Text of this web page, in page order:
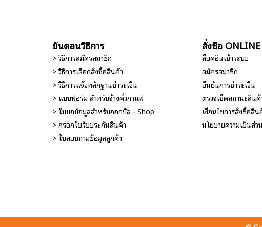
ขั้นตอนวิธีการ
> วิธีการสมัครสมาชิก
> วิธีการเลือกสั่งซื้อสินค้า
> วิธีการแจ้งหลักฐานชำระเงิน
> แบบฟอร์ม สำหรับจ้างคั่วกาแฟ
> ใบขอข้อมูลสำหรับออกบิล - Shop
> กรอกใบรับประกันสินค้า
> ใบสอบถามข้อมูลลูกค้า
สั่งซื้อ ONLINE
ล็อคอินเข้าระบบ
สมัครสมาชิก
ยืนยันการชำระเงิน
ตรวจเช็คสถานะสินค้
เงื่อนไขการสั่งซื้อสิน
นโยบายความเป็นส่ว